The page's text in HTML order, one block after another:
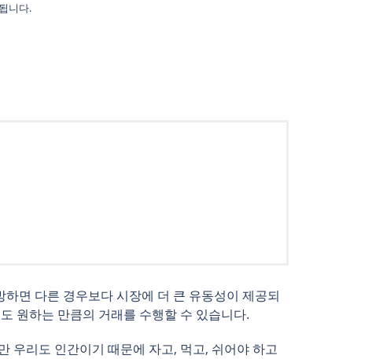
니다.
면 다른 경우보다 시장에 더 큰 유동성이 제공되
원하는 만큼의 거래를 수행할 수 있습니다.
우리도 인간이기 때문에 자고, 먹고, 쉬어야 하고